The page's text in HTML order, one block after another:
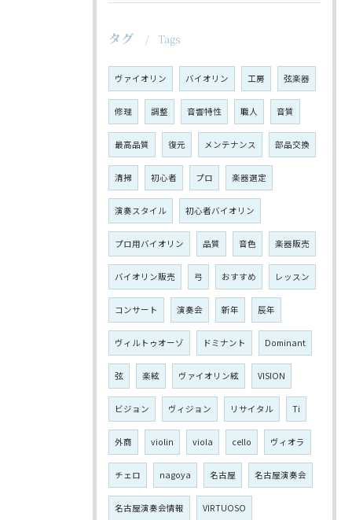
タグ Tags
ヴァイオリン バイオリン 工房 弦楽器
修理 調整 音響特性 職人 音質
最高品質 復元 メンテナンス 部品交換
清掃 初心者 プロ 楽器選定
演奏スタイル 初心者バイオリン
プロ用バイオリン 品質 音色 楽器販売
バイオリン販売 弓 おすすめ レッスン
コンサート 演奏会 新年 辰年
ヴィルトゥオーゾ ドミナント Dominant
弦 楽絃 ヴァイオリン絃 VISION
ビジョン ヴィジョン リサイタル Ti
外商 violin viola cello ヴィオラ
チェロ nagoya 名古屋 名古屋演奏会
名古屋演奏会情報 VIRTUOSO